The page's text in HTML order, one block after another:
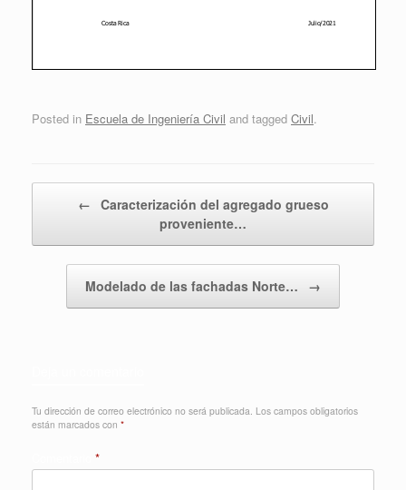
Posted in Escuela de Ingeniería Civil and tagged Civil.
← Caracterización del agregado grueso
proveniente…
Modelado de las fachadas Norte… →
Tu dirección de correo electrónico no será publicada. Los campos obligatorios
están marcados con *
*